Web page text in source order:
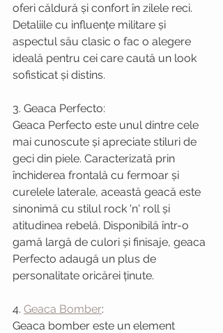
oferi căldură și confort în zilele reci.
Detaliile cu influențe militare și
aspectul său clasic o fac o alegere
ideală pentru cei care caută un look
sofisticat și distins.
3. Geaca Perfecto:
Geaca Perfecto este unul dintre cele
mai cunoscute și apreciate stiluri de
geci din piele. Caracterizată prin
închiderea frontală cu fermoar și
curelele laterale, această geacă este
sinonimă cu stilul rock 'n' roll și
atitudinea rebelă. Disponibilă într-o
gamă largă de culori și finisaje, geaca
Perfecto adaugă un plus de
personalitate oricărei ținute.
4. Geaca Bomber:
Geaca bomber este un element